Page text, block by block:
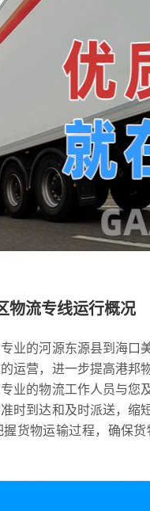
物流专线运行概况
业的河源东源县到海口
运营，进一步提高港邦
业的物流工作人员与
时到达和及时派送，缩
货物运输过程，确保